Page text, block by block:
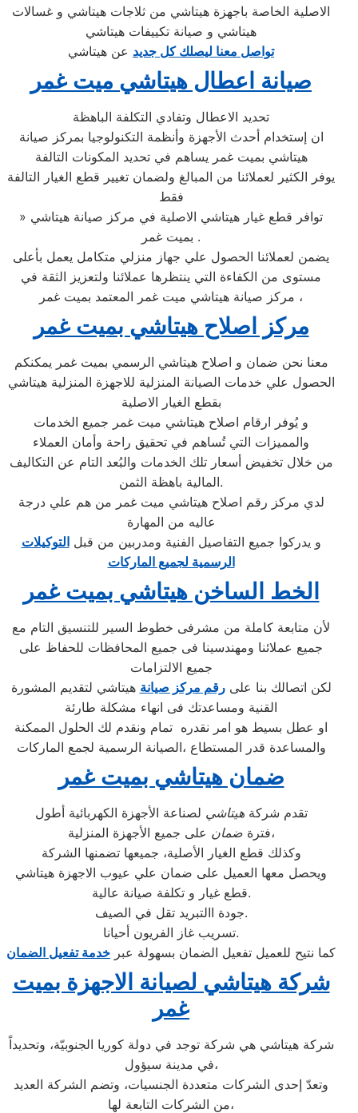
الاصلية الخاصة باجهزة هيتاشي من ثلاجات هيتاشي و غسالات
هيتاشي و صيانة تكييفات هيتاشي
تواصل معنا ليصلك كل جديد عن هيتاشي
صيانة اعطال هيتاشي ميت غمر
تحديد الاعطال وتفادي التكلفة الباهظة
ان إستخدام أحدث الأجهزة وأنظمة التكنولوجيا بمركز صيانة
هيتاشي بميت غمر يساهم في تحديد المكونات التالفة
يوفر الكثير لعملائنا من المبالغ ولضمان تغيير قطع الغيار التالفة
فقط
» توافر قطع غيار هيتاشي الاصلية في مركز صيانة هيتاشي
بميت غمر .
يضمن لعملائنا الحصول علي جهاز منزلي متكامل يعمل بأعلى
مستوى من الكفاءة التي ينتظرها عملائنا ولتعزيز الثقة في
مركز صيانة هيتاشي ميت غمر المعتمد بميت غمر ،
مركز اصلاح هيتاشي بميت غمر
معنا نحن ضمان و اصلاح هيتاشي الرسمي بميت غمر يمكنكم
الحصول علي خدمات الصيانة المنزلية للاجهزة المنزلية هيتاشي
بقطع الغيار الاصلية
و يُوفر ارقام اصلاح هيتاشي ميت غمر جميع الخدمات
والمميزات التي تُساهم في تحقيق راحة وأمان العملاء
من خلال تخفيض أسعار تلك الخدمات والبُعد التام عن التكاليف
المالية باهظة الثمن.
لدي مركز رقم اصلاح هيتاشي ميت غمر من هم علي درجة
عاليه من المهارة
و يدركوا جميع التفاصيل الفنية ومدربين من قبلالتوكيلات
الرسمية لجميع الماركات
الخط الساخن هيتاشي بميت غمر
لأن متابعة كاملة من مشرفى خطوط السير للتنسيق التام مع
جميع عملائنا ومهندسينا فى جميع المحافظات للحفاظ على
جميع الالتزامات
لكن اتصالك بنا علىرقم مركز صيانة هيتاشي لتقديم المشورة
القنية ومساعدتك فى انهاء مشكلة طارئة
او عطل بسيط هو امر نقدره تمام ونقدم لك الحلول الممكنة
والمساعدة قدر المستطاع ،الصيانة الرسمية لجمع الماركات
ضمان هيتاشي بميت غمر
تقدم شركةهيتاشي لصناعة الأجهزة الكهربائية أطول
فترةضمان
على جميع الأجهزة المنزلية،
وكذلك قطع الغيار الأصلية، جميعها تضمنها الشركة
ويحصل معها العميل على ضمان علي عيوب الاجهزة هيتاشي
قطع غيار و تكلفة صيانة عالية.
جودة االتبريد تقل في الصيف.
تسريب غاز الفريون أحيانا.
كما نتيح للعميل تفعيل الضمان بسهولة عبر خدمة تفعيل الضمان
شركة هيتاشي لصيانة الاجهزة بميت
غمر
شركة هيتاشي هي شركة توجد في دولة كوريا الجنوبيّة، وتحديداً
في مدينة سيؤول،
وتعدّ إحدى الشركات متعددة الجنسيات، وتضم الشركة العديد
من الشركات التابعة لها،